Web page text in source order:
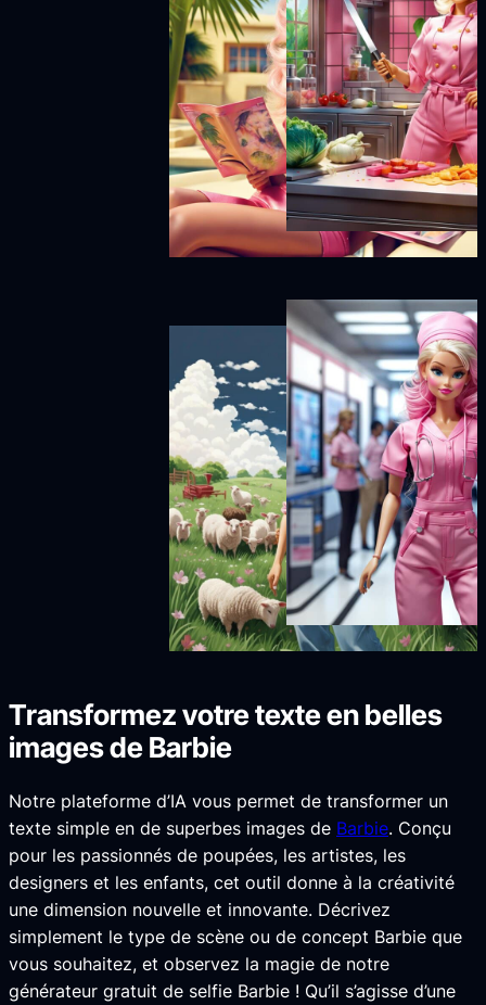
Transformez votre texte en belles
images de Barbie
Notre plateforme d’IA vous permet de transformer un
texte simple en de superbes images de Barbie. Conçu
pour les passionnés de poupées, les artistes, les
designers et les enfants, cet outil donne à la créativité
une dimension nouvelle et innovante. Décrivez
simplement le type de scène ou de concept Barbie que
vous souhaitez, et observez la magie de notre
générateur gratuit de selfie Barbie ! Qu’il s’agisse d’une